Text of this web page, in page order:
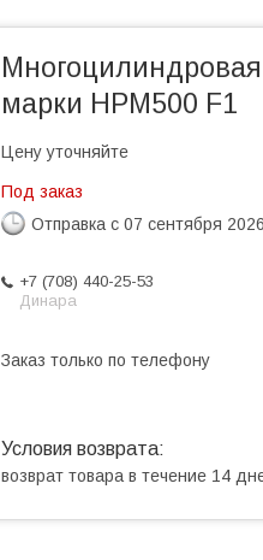
марки HPM500 F1
Цену уточняйте
Под заказ
Отправка с 07 сентября 2026
+7 (708) 440-25-53
Динара
Заказ только по телефону
возврат товара в течение 14